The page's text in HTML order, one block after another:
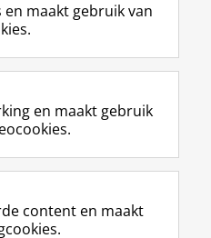
F
a
e
b
o
p
a
L
i
k
e
I
-
p
R
S
-
f
e
R
I
n
t
r
m
Y
o
T
e
k
maakt gebruik van
en maakt gebruik
content en maakt